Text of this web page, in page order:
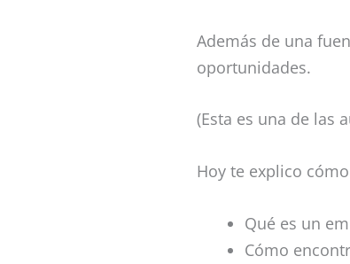
Además de una
oportunidades.
(Esta es una de las
Hoy te explico
Qué es un
Cómo